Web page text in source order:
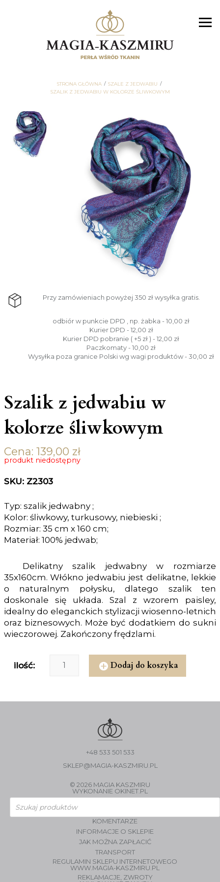
STRONA GŁÓWNA
SZALE Z JEDWABIU
SZALIK Z JEDWABIU W KOLORZE ŚLIWKOWYM
Przy zamówieniach powyżej 350 zł wysyłka gratis.
odbiór w punkcie DPD , np. żabka - 10,00 zł
Kurier DPD - 12,00 zł
Kurier DPD pobranie ( +5 zł ) - 12,00 zł
Paczkomaty - 10,00 zł
Wysyłka poza granice Polski wg wagi produktów - 30,00 zł
Szalik z jedwabiu w
kolorze śliwkowym
Cena: 139,00 zł
produkt niedostępny
SKU: Z2303
Typ: szalik jedwabny ;
Kolor: śliwkowy, turkusowy, niebieski ;
Rozmiar: 35 cm x 160 cm;
Materiał: 100% jedwab;
Delikatny szalik jedwabny w rozmiarze
35x160cm. Włókno jedwabiu jest delikatne, lekkie
o naturalnym połysku, dlatego szalik ten
doskonale się układa. Szal z wzorem paisley,
idealny do eleganckich stylizacji wiosenno-letnich
oraz biznesowych. Może być dodatkiem do sukni
wieczorowej. Zakończony frędzlami.
ilość: Dodaj do koszyka
+48 533 501 533
SKLEP@MAGIA-KASZMIRU.PL
© 2026 MAGIA KASZMIRU
WYKONANIE OKINET.PL
Wyszukiwarka
produktów
KOMENTARZE
INFORMACJE O SKLEPIE
JAK MOŻNA ZAPŁACIĆ
TRANSPORT
REGULAMIN SKLEPU INTERNETOWEGO
WWW.MAGIA-KASZMIRU.PL
REKLAMACJE, ZWROTY